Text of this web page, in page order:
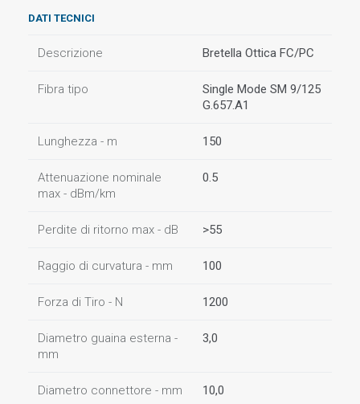
DATI TECNICI
Descrizione Bretella Ottica FC/PC
Fibra tipo
Single Mode SM 9/125
G.657.A1
Lunghezza - m 150
Attenuazione nominale
max - dBm/km
0.5
Perdite di ritorno max - dB >55
Raggio di curvatura - mm 100
Forza di Tiro - N 1200
Diametro guaina esterna -
mm
3,0
Diametro connettore - mm 10,0